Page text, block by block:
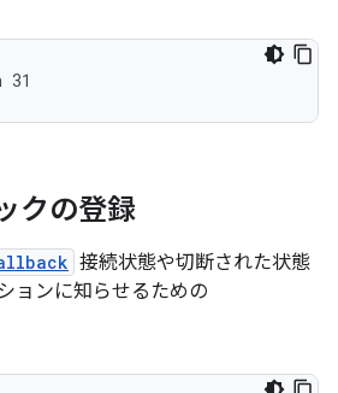
クの登録
接続状態や切断された状態
ョンに知らせるための